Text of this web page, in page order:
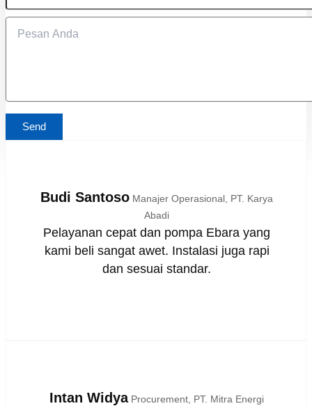
Send
Budi Santoso Manajer Operasional, PT. Karya
Abadi
Pelayanan cepat dan pompa Ebara yang
kami beli sangat awet. Instalasi juga rapi
dan sesuai standar.
Intan Widya Procurement, PT. Mitra Energi